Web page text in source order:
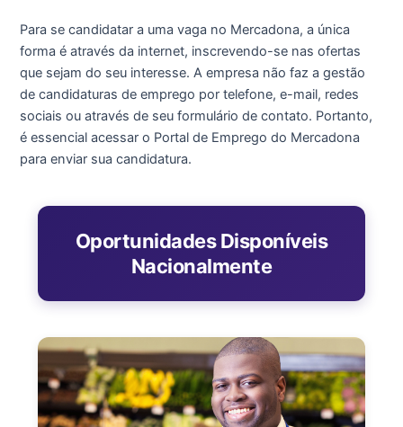
Para se candidatar a uma vaga no Mercadona, a única
forma é através da internet, inscrevendo-se nas ofertas
que sejam do seu interesse. A empresa não faz a gestão
de candidaturas de emprego por telefone, e-mail, redes
sociais ou através de seu formulário de contato. Portanto,
é essencial acessar o Portal de Emprego do Mercadona
para enviar sua candidatura.
Oportunidades Disponíveis
Nacionalmente